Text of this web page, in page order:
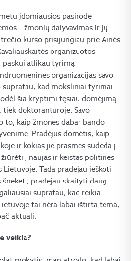
įdomiausios pasirodė
– žmonių dalyvavimas ir jų
kurso prisijungiau prie Ainės
organizuotos
paskui atlikau tyrimą
organizacijas savo
supratau, kad moksliniai tyrimai
šia kryptimi tęsiau domėjimą
doktorantūroje. Savo
to, kaip žmonės dabar bando
Pradėjus domėtis, kaip
ir kokias jie prasmes sudeda į
į naujas ir keistas politines
Lietuvoje. Tada pradėjau ieškoti
pradėjau skaityti daug
supratau, kad reikia
tai nėra labai ištirta tema,
aktuali.
veikla?